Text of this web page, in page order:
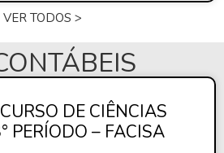
VER TODOS >
DE CIÊNCIAS
PERÍODO – FACISA